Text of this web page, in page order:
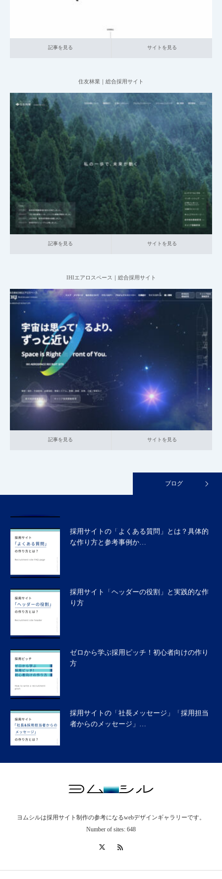
記事を見る サイトを見る
住友林業｜総合採用サイト
2025.06.20
004_総合採用サイト 019_建設 大企業の採用サイト
記事を見る
記事を見る サイトを見る
IHIエアロスペース｜総合採用サイト
2025.06.20
004_総合採用サイト 003_産業機械・航空・重電
本社が地方の企業
記事を見る サイトを見る
記事を見る サイトを見る
ブログ
採用サイト「ヘッダーの役割」と実践的な作
り方
ゼロから学ぶ採用ピッチ！初心者向けの作り
方
採用サイトの「社長メッセージ」「採用担当
者からのメッセージ」…
採用サイトの「福利厚生」とは？具体的な作
り方と参考事例から解…
な作り方と参考事例か…
り方
方
者からのメッセージ」…
採用サイトの「データで見る〇〇」とは？具
体的な作り方と参考事…
ヨムシルは採用サイト制作の参考になるwebデザインギャラリーです。
Number of sites: 648